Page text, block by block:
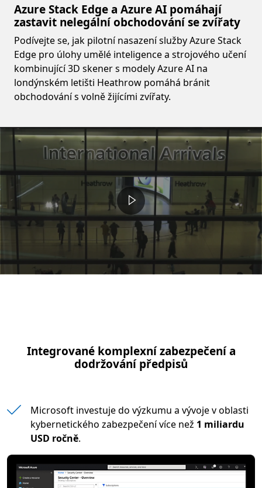
Azure Stack Edge a Azure AI pomáhají
zastavit nelegální obchodování se zvířaty
Podívejte se, jak pilotní nasazení služby Azure Stack
Edge pro úlohy umělé inteligence a strojového učení
kombinující 3D skener s modely Azure AI na
londýnském letišti Heathrow pomáhá bránit
obchodování s volně žijícími zvířaty.
Video container
Integrované komplexní zabezpečení a
dodržování předpisů
Microsoft investuje do výzkumu a vývoje v oblasti
kybernetického zabezpečení více než 1 miliardu
USD ročně.